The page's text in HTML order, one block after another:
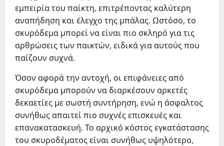
εμπειρία του παίκτη, επιτρέποντας καλύτερη
αναπήδηση και έλεγχο της μπάλας. Ωστόσο, το
σκυρόδεμα μπορεί να είναι πιο σκληρό για τις
αρθρώσεις των παικτών, ειδικά για αυτούς που
παίζουν συχνά.
Όσον αφορά την αντοχή, οι επιφάνειες από
σκυρόδεμα μπορούν να διαρκέσουν αρκετές
δεκαετίες με σωστή συντήρηση, ενώ η άσφαλτος
συνήθως απαιτεί πιο συχνές επισκευές και
επανακατασκευή. Το αρχικό κόστος εγκατάστασης
του σκυροδέματος είναι συνήθως υψηλότερο,